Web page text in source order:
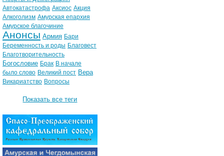
Автокатастрофа Аксиос Акция
Алкоголизм Амурская епархия
Амурское благочиние
Анонсы Армия Бари
Беременность и роды Благовест
Благотворительность
Богословие Брак В начале
было слово Великий пост Вера
Викариатство Вопросы
Показать все теги